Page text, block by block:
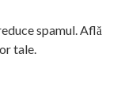
spamul.Află
tale.